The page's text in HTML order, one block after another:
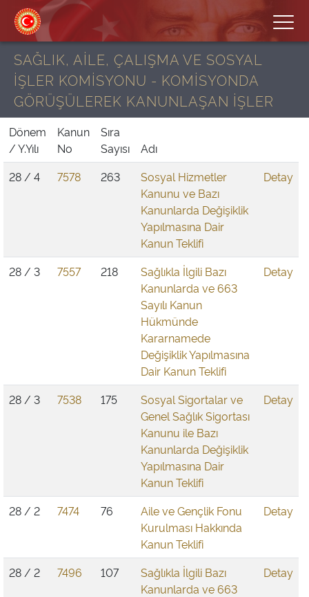
SAĞLIK, AİLE, ÇALIŞMA VE SOSYAL
İŞLER KOMİSYONU - KOMİSYONDA
GÖRÜŞÜLEREK KANUNLAŞAN İŞLER
Dönem
/ Y.Yılı
Kanun
No
Sıra
Sayısı
Adı
28 / 4
7578 263
Sosyal Hizmetler
Kanunu ve Bazı
Kanunlarda Değişiklik
Yapılmasına Dair
Kanun Teklifi
Detay
28 / 3 7557 218
Sağlıkla İlgili Bazı
Kanunlarda ve 663
Sayılı Kanun
Hükmünde
Kararnamede
Değişiklik Yapılmasına
Dair Kanun Teklifi
Detay
28 / 3 7538 175
Sosyal Sigortalar ve
Genel Sağlık Sigortası
Kanunu ile Bazı
Kanunlarda Değişiklik
Yapılmasına Dair
Kanun Teklifi
Detay
28 / 2 7474 76
Aile ve Gençlik Fonu
Kurulması Hakkında
Kanun Teklifi
Detay
28 / 2 7496 107
Sağlıkla İlgili Bazı
Kanunlarda ve 663
Detay